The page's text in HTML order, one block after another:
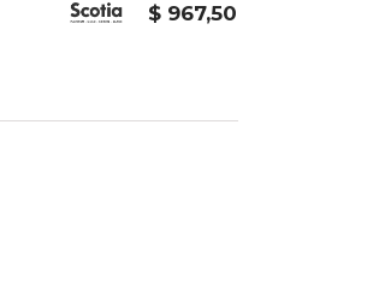
$ 967,50